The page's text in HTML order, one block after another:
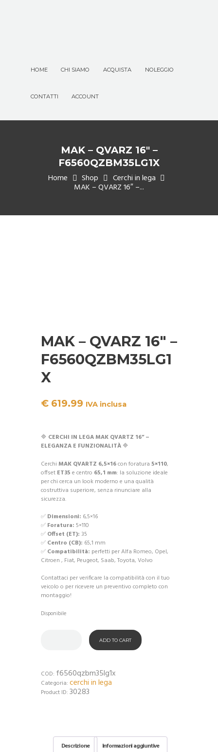
HOME CHI SIAMO ACQUISTA NOLEGGIO
CONTATTI ACCOUNT
MAK – QVARZ 16″ –
F6560QZBM35LG1X
Home Shop Cerchi in lega
MAK – QVARZ 16″ –...
MAK – QVARZ 16″ –
F6560QZBM35LG1
X
€ 619.99 IVA inclusa
🔷 CERCHI IN LEGA MAK QVARTZ 16” –
ELEGANZA E FUNZIONALITÀ 🔷
Cerchi MAK QVARTZ 6,5×16con foratura 5×110,
offset ET35 e centro 65,1 mm: la soluzione ideale
per chi cerca un look moderno e una qualità
costruttiva superiore, senza rinunciare alla
sicurezza.
✅ Dimensioni: 6,5×16
✅ Foratura: 5×110
✅ Offset (ET): 35
✅ Centro (CB): 65,1 mm
✅ Compatibilità: perfetti per Alfa Romeo, Opel,
Citroen , Fiat, Peugeot, Saab, Toyota, Volvo
Contattaci per verificare la compatibilità con il tuo
veicolo o per ricevere un preventivo completo con
montaggio!
Disponibile
ADD TO CART
COD: f6560qzbm35lg1x
Categoria: cerchi in lega
Product ID: 30283
Descrizione Informazioni aggiuntive